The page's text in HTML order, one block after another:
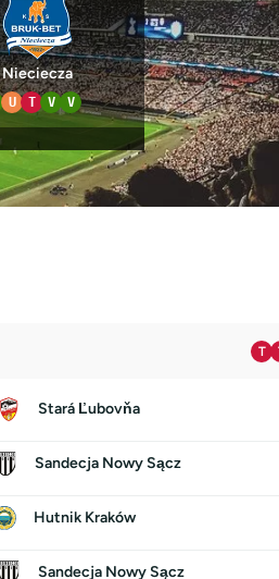
Nieciecza
U T V V
T
Stará Ľubovňa
Sandecja Nowy Sącz
Hutnik Kraków
Sandecja Nowy Sącz